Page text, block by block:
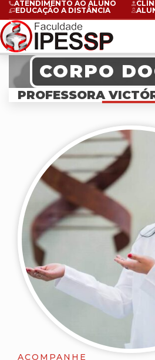
ATENDIMENTO AO ALUNO
EDUCAÇÃO A DISTÂNCIA
CORPO
PROFESSORA
ACOMPANHE